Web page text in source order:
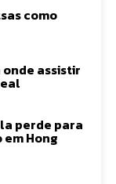
como
onde assistir
perde para
Hong